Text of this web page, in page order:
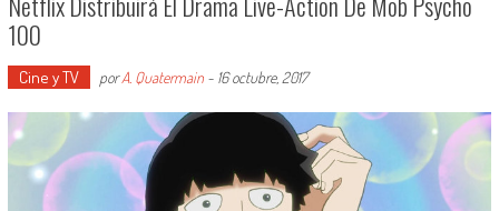
100
Cine y TV porA. Quatermain- 16 octubre, 2017